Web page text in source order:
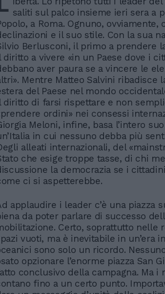
saliti sul palco insieme ieri sera a
a Roma. Ognuno, ovviamente,
e il suo stile. Con la sua
Berlusconi, il primo a prendere
diritto a vivere «in un Paese dove i
aver paura se a vincere le
Mentre Matteo Salvini ribadisce
del Paese nel mondo
diritto di farsi rispettare e non
ordini» nei consessi
Meloni, infine, basa l’intero
in cui nessuno debba più
alleati internazionali, del
che esige troppe tasse, di chi
la democrazia se i
ci si aspetterebbe.
applaudire i leader c’è una piazza
da poter parlare di successo
Certo, soprattutto nelle
vuoti, ma è inevitabile in un’era
sono solo un ricordo.
opzionare l’enorme piazza San
conclusivo della campagna. Ma i
fino a un certo punto.
Rudy Giuliani
Trump,
americana